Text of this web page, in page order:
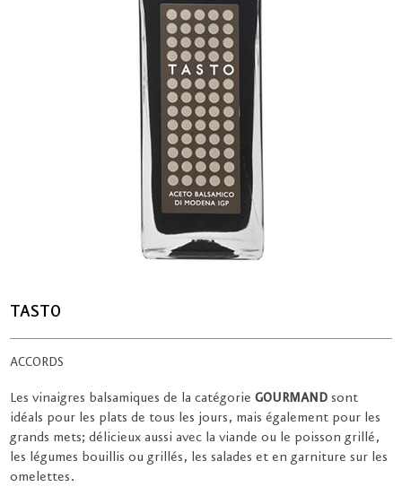
TASTO
ACCORDS
Les vinaigres balsamiques de la catégorie GOURMAND sont
idéals pour les plats de tous les jours, mais également pour les
grands mets; délicieux aussi avec la viande ou le poisson grillé,
les légumes bouillis ou grillés, les salades et en garniture sur les
omelettes.